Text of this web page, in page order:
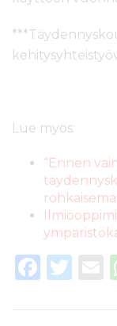
Lue myös:
“Ennen
F
T